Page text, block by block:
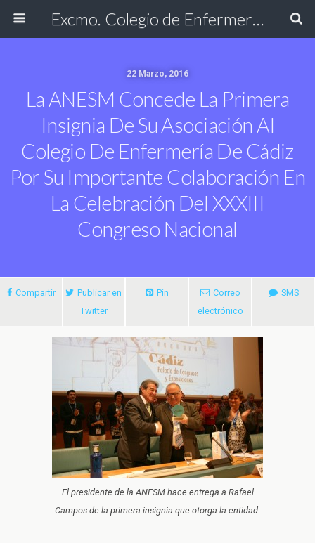
Excmo. Colegio de Enfermería de Cádiz
22 Marzo, 2016
La ANESM Concede La Primera
Insignia De Su Asociación Al
Colegio De Enfermería De Cádiz
Por Su Importante Colaboración En
La Celebración Del XXXIII
Congreso Nacional
Compartir
Publicar en
Twitter
Pin
Correo
electrónico
SMS
El presidente de la ANESM hace entrega a Rafael
Campos de la primera insignia que otorga la entidad.